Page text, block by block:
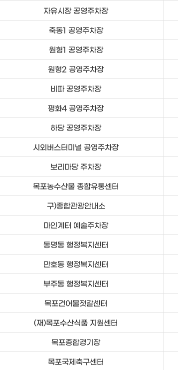
자유시장 공영주차장
죽동1 공영주차장
원형1 공영주차장
원형2 공영주차장
비파 공영주차장
평화4 공영주차장
하당 공영주차장
시외버스터미널 공영주차장
보리마당 주차장
목포농수산물 종합유통센터
구)종합관광안내소
마인계터 예술주차장
동명동 행정복지센터
만호동 행정복지센터
부주동 행정복지센터
목포건어물젓갈센터
(재)목포수산식품 지원센터
목포종합경기장
목포국제축구센터